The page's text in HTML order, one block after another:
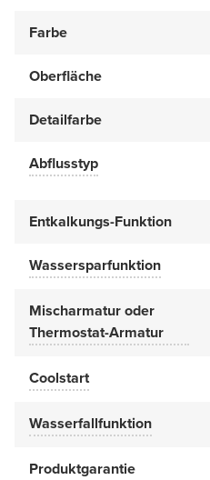
Farbe
Oberfläche
Detailfarbe
Abflusstyp
Entkalkungs-Funktion
Wassersparfunktion
Mischarmatur oder
Thermostat-Armatur
Coolstart
Wasserfallfunktion
Produktgarantie